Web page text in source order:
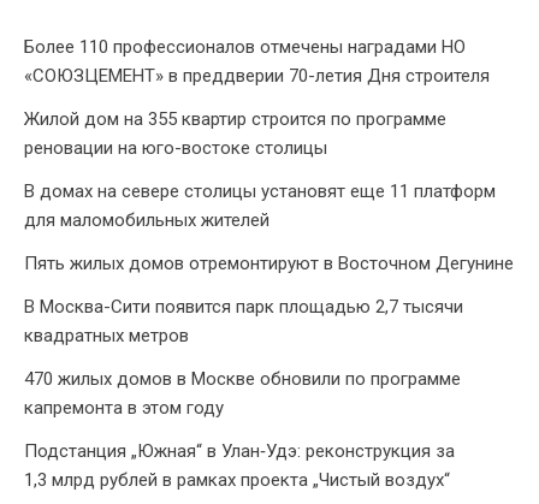
Более 110 профессионалов отмечены наградами НО
«СОЮЗЦЕМЕНТ» в преддверии 70-летия Дня строителя
Жилой дом на 355 квартир строится по программе
реновации на юго-востоке столицы
В домах на севере столицы установят еще 11 платформ
для маломобильных жителей
Пять жилых домов отремонтируют в Восточном Дегунине
В Москва-Сити появится парк площадью 2,7 тысячи
квадратных метров
470 жилых домов в Москве обновили по программе
капремонта в этом году
Подстанция „Южная“ в Улан‑Удэ: реконструкция за
1,3 млрд рублей в рамках проекта „Чистый воздух“